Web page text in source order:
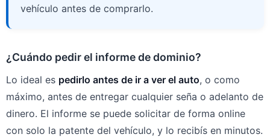
vehículo antes de comprarlo.
¿Cuándo pedir el informe de dominio?
Lo ideal es pedirlo antes de ir a ver el auto, o como
máximo, antes de entregar cualquier seña o adelanto de
dinero. El informe se puede solicitar de forma online
con solo la patente del vehículo, y lo recibís en minutos.